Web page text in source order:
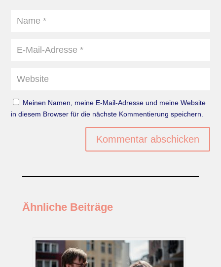
Meinen Namen, meine E-Mail-Adresse und meine Website
in diesem Browser für die nächste Kommentierung speichern.
Kommentar abschicken
Ähnliche Beiträge